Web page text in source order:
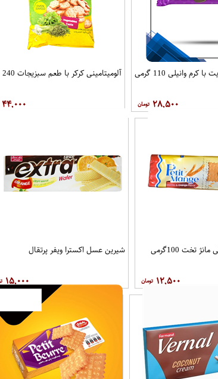
وانیلی 110 گرمی
۲۸,۵۰۰
آلومیتامینی کرکر با طعم سبزیجات 240 گرمی
۴۴,۰۰۰
تخت 100گرمی
۱۲,۵۰۰
شیرین عسل اکسترا ویفر پرتقال
۱۵,۰۰۰